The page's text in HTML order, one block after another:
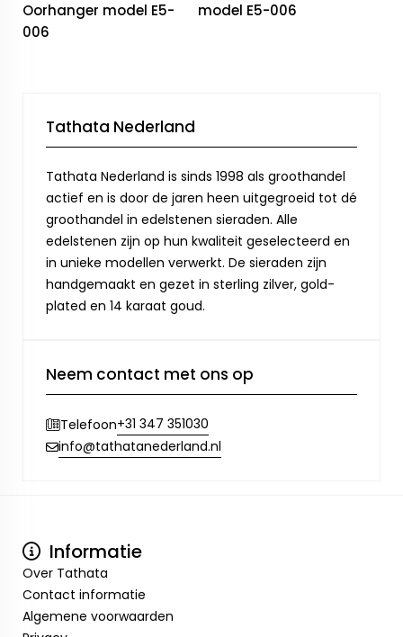
Oorhanger model E5-
006
model E5-006
Tathata Nederland
Tathata Nederland is sinds 1998 als groothandel
actief en is door de jaren heen uitgegroeid tot dé
groothandel in edelstenen sieraden. Alle
edelstenen zijn op hun kwaliteit geselecteerd en
in unieke modellen verwerkt. De sieraden zijn
handgemaakt en gezet in sterling zilver, gold-
plated en 14 karaat goud.
Neem contact met ons op
Telefoon+31 347 351030
info@tathatanederland.nl
Informatie
Over Tathata
Contact informatie
Algemene voorwaarden